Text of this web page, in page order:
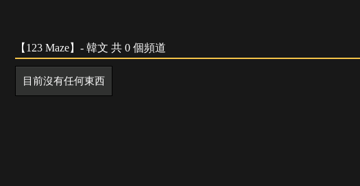
【123 Maze】- 韓文 共 0 個頻道
目前沒有任何東西